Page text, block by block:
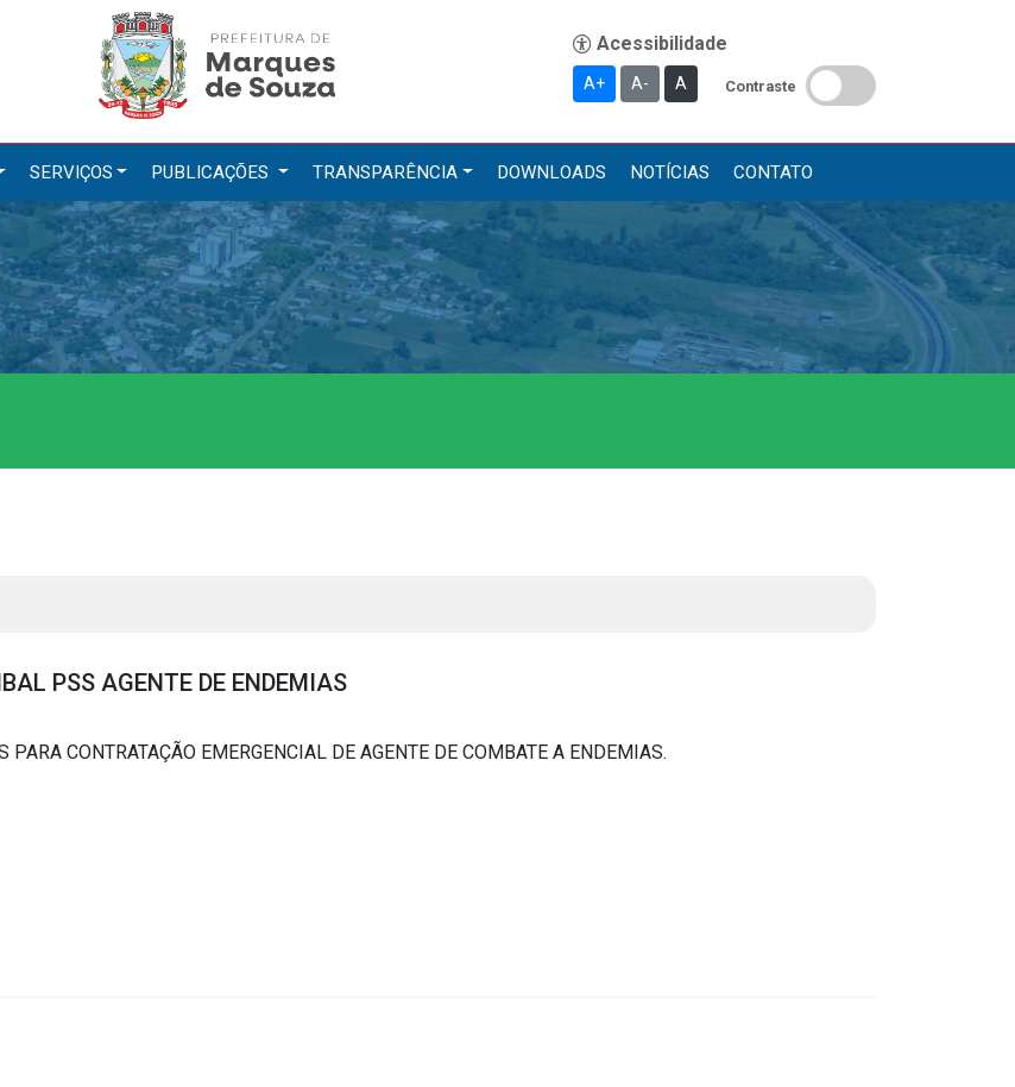
A+ A- A Contraste
SERVIÇOS PUBLICAÇÕES TRANSPARÊNCIA DOWNLOADS NOTÍCIAS CONTATO
Ambiente
Serviços
IPTU 2026
Nota Fiscal Eletrônica
Publicações
Diário Oficial (Novo)
Diário Oficial (Até 30/04)
PSS AGENTE DE ENDEMIAS
CONTRATAÇÃO EMERGENCIAL DE AGENTE DE COMBATE A ENDEMIAS.